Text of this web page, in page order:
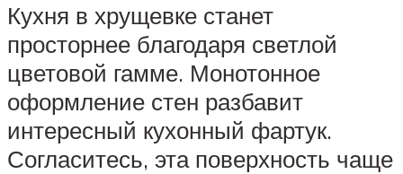
Кухня в хрущевке станет
просторнее благодаря светлой
цветовой гамме. Монотонное
оформление стен разбавит
интересный кухонный фартук.
Согласитесь, эта поверхность чаще